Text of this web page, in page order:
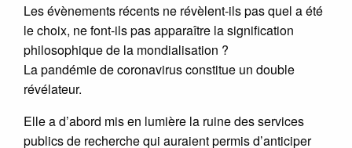
Les évènements récents ne révèlent-ils pas quel a été
le choix, ne font-ils pas apparaître la signification
philosophique de la mondialisation ?
La pandémie de coronavirus constitue un double
révélateur.
Elle a d’abord mis en lumière la ruine des services
publics de recherche qui auraient permis d’anticiper